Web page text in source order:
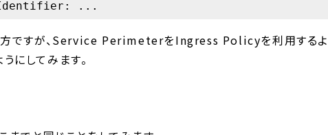
方ですが、Service PerimeterをIngress Policyを利用するよ
にしてみます。